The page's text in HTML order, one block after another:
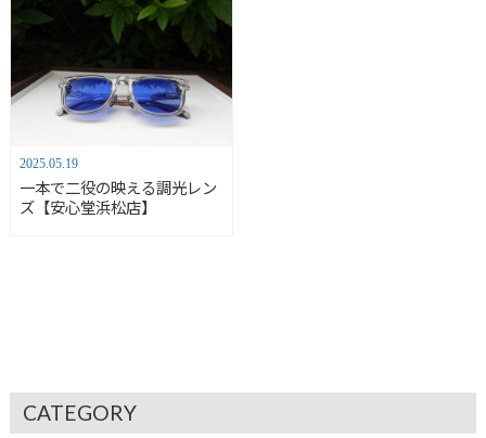
2025.05.19
一本で二役の映える調光レン
ズ【安心堂浜松店】
CATEGORY